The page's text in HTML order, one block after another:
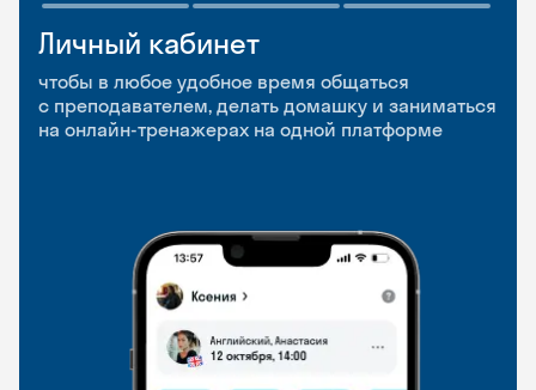
Личный кабинет
чтобы в любое удобное время общаться
с преподавателем, делать домашку и заниматься
на онлайн-тренажерах на одной платформе
Мобильное
приложение
чтобы заниматься и изучать новые слова где
и когда удобно
Разговорные клубы
и Talks
Групповые занятия для разговорной практики
и индивидуальные встречи с преподавателями